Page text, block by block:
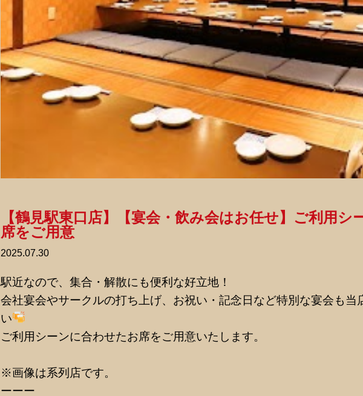
2025.07.30
【鶴見駅東口店】【宴会・飲み会はお任せ】ご利用シ
席をご用意
駅近なので、集合・解散にも便利な好立地！
会社宴会やサークルの打ち上げ、お祝い・記念日など特別な宴会も当
い
ご利用シーンに合わせたお席をご用意いたします。
※画像は系列店です。
ーーー